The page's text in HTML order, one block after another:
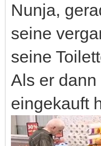
Nunja,
seine
seine
Als er
eingekauft